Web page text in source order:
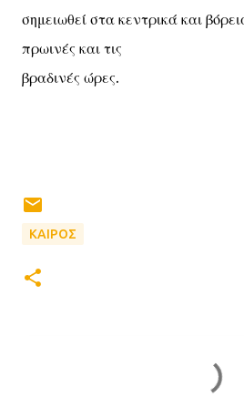
σημειωθεί στα κεντρικά και
πρωινές και τις
βραδινές ώρες.
ΚΑΙΡΟΣ